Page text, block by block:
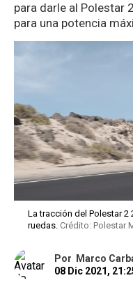
para darle al Polestar
para una potencia
La tracción del Polestar
ruedas. Crédito: Polestar
Por
Marco
08 Dic 2021,